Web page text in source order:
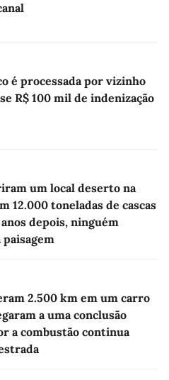
é processada por vizinho
R$ 100 mil de indenização
um local deserto na
12.000 toneladas de cascas
depois, ninguém
2.500 km em um carro
a uma conclusão
a combustão continua